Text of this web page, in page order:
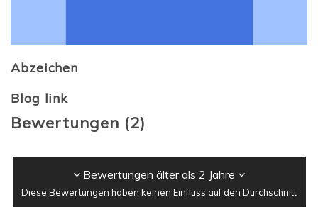
Abzeichen
Blog link
Bewertungen (2)
Bewertungen älter als 2 Jahre
Diese Bewertungen haben keinen Einfluss auf den Durchschnitt